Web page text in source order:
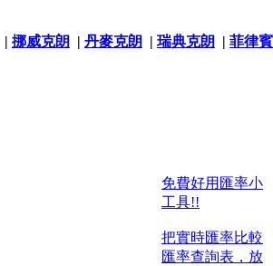
| 挪威克朗 | 丹麥克朗 | 瑞典克朗 | 菲律賓
免費好用匯率小
工具!!
把實時匯率比較
匯率查詢表，放